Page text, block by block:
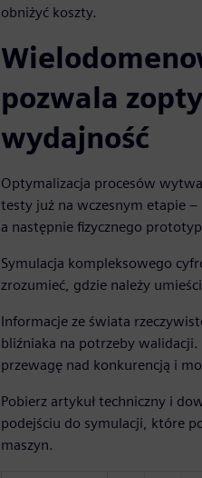
obniżyć koszty.
pozwala
wydajność
Optymalizacja procesów
testy już na wczesnym etapie
a następnie fizycznego
Symulacja kompleksowego
zrozumieć, gdzie należy
Informacje ze świata
bliźniaka na potrzeby
przewagę nad konkurencją i
Pobierz artykuł techniczny i
podejściu do symulacji, które
maszyn.